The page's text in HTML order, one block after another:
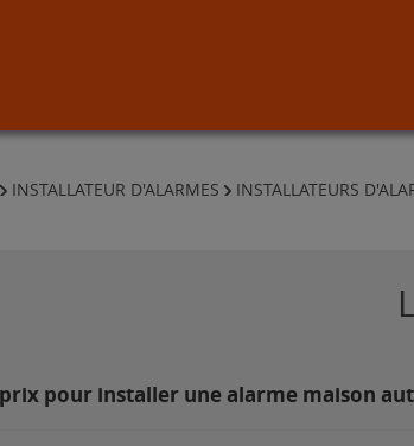
INSTALLATEUR D'ALARMES INSTALLATEURS
pour installer une alarme maison